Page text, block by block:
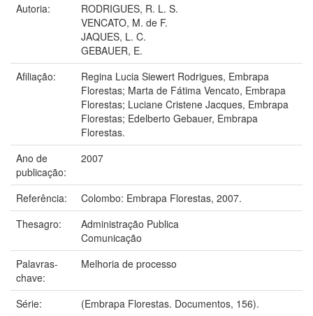
Autoria:
RODRIGUES, R. L. S.
VENCATO, M. de F.
JAQUES, L. C.
GEBAUER, E.
Afiliação:
Regina Lucia Siewert Rodrigues, Embrapa
Florestas; Marta de Fátima Vencato, Embrapa
Florestas; Luciane Cristene Jacques, Embrapa
Florestas; Edelberto Gebauer, Embrapa
Florestas.
Ano de
publicação:
2007
Referência:
Colombo: Embrapa Florestas, 2007.
Thesagro:
Administração Publica
Comunicação
Palavras-
chave:
Melhoria de processo
Série:
(Embrapa Florestas. Documentos, 156).